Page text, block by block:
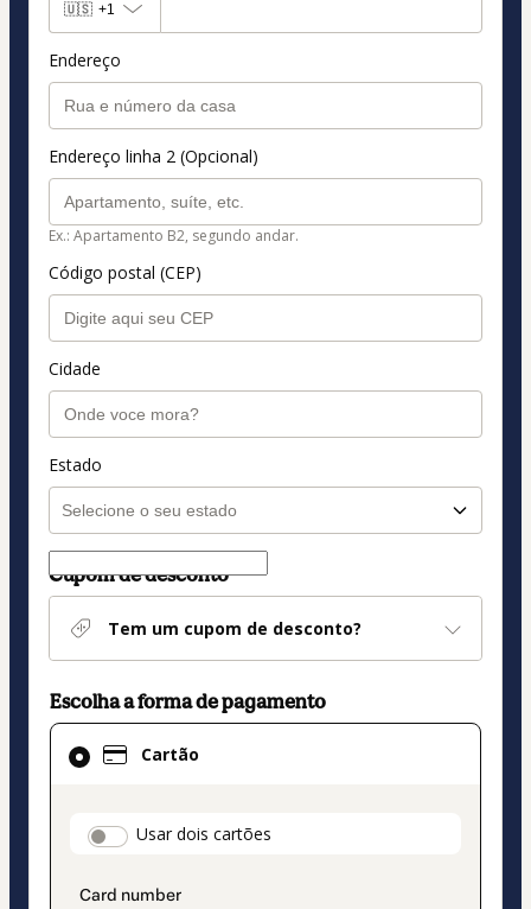
🇺🇸 +1
Endereço
Endereço linha 2 (Opcional)
Ex.: Apartamento B2, segundo andar.
Código postal (CEP)
Cidade
Estado
Cupom de desconto
Tem um cupom de desconto?
Escolha a forma de pagamento
Cartão
payment_data.section_title_v2
Usar dois cartões
Cartão
selecionado